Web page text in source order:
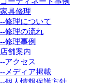
家具修理
--修理について
--修理の流れ
--修理事例
店舗案内
--アクセス
--メディア掲載